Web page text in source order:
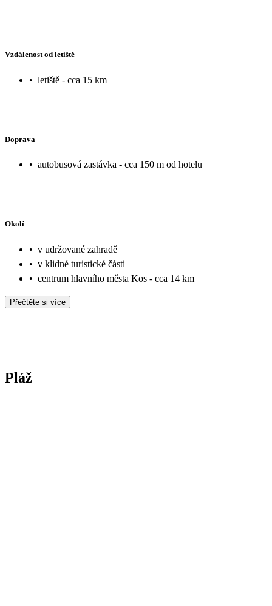
Vzdálenost od letiště
• letiště - cca 15 km
Doprava
• autobusová zastávka - cca 150 m od hotelu
Okolí
• v udržované zahradě
• v klidné turistické části
• centrum hlavního města Kos - cca 14 km
Přečtěte si více
Pláž